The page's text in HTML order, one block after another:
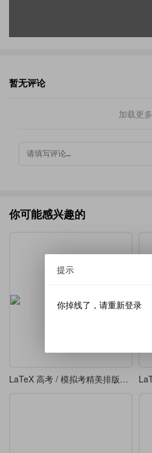
暂无评论
加载更多
你可能感兴趣的
LaTeX 高考 / 模拟考精美排版模板
提示
你掉线了，请重新登录